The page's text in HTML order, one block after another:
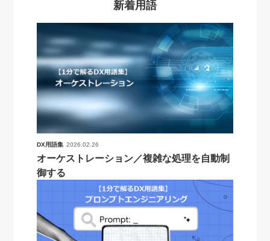
新着用語
DX用語集 2026.02.26
オーケストレーション／複雑な処理を自動制
御する